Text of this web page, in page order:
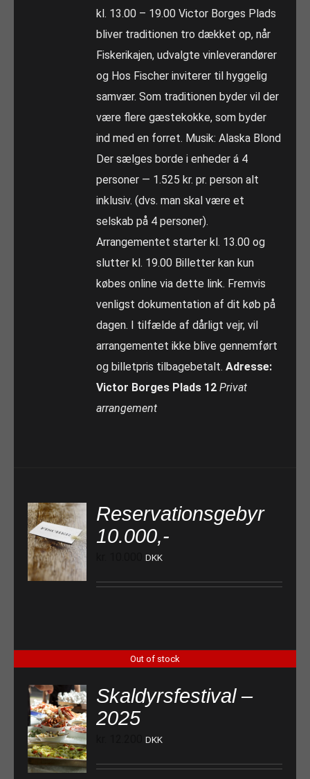
kl. 13.00 – 19.00 Victor Borges Plads
bliver traditionen tro dækket op, når
Fiskerikajen, udvalgte vinleverandører
og Hos Fischer inviterer til hyggelig
samvær. Som traditionen byder vil der
være flere gæstekokke, som byder
ind med en forret. Musik: Alaska Blond
Der sælges borde i enheder á 4
personer — 1.525 kr. pr. person alt
inklusiv. (dvs. man skal være et
selskab på 4 personer).
Arrangementet starter kl. 13.00 og
slutter kl. 19.00 Billetter kan kun
købes online via dette link. Fremvis
venligst dokumentation af dit køb på
dagen. I tilfælde af dårligt vejr, vil
arrangementet ikke blive gennemført
og billetpris tilbagebetalt.Adresse:
Victor Borges Plads 12 Privat
arrangement
Reservationsgebyr
10.000,-
DKK
Out of stock
Skaldyrsfestival –
2025
DKK